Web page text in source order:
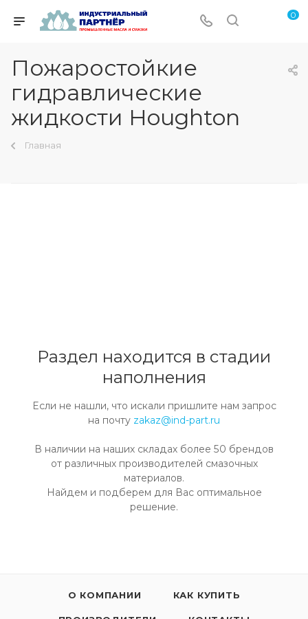
0
Пожаростойкие
гидравлические
жидкости Houghton
Главная
Раздел находится в стадии
наполнения
Если не нашли, что искали пришлите нам запрос
на почту zakaz@ind-part.ru
В наличии на наших складах более 50 брендов
от различных производителей смазочных
материалов.
Найдем и подберем для Вас оптимальное
решение.
О КОМПАНИИ КАК КУПИТЬ